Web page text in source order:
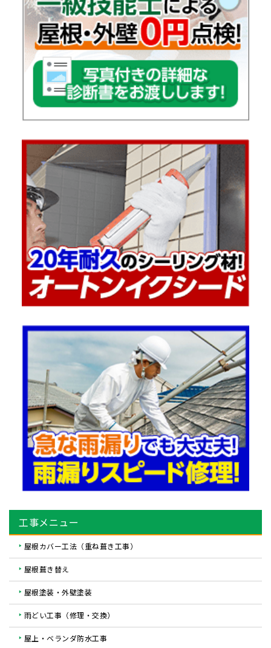
工事メニュー
屋根カバー工法（重ね葺き工事）
屋根葺き替え
屋根塗装・外壁塗装
雨どい工事（修理・交換）
屋上・ベランダ防水工事